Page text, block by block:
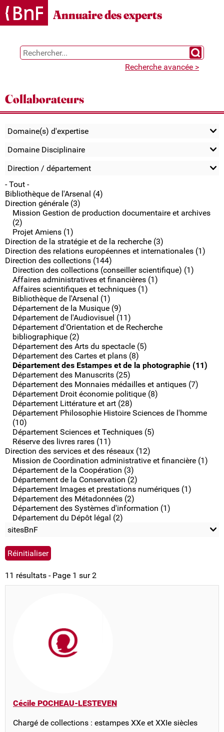
Gestion des cookies
Annuaire des experts
Chercher
Recherche avancée >
Collaborateurs
Domaine(s) d'expertise
Domaine Disciplinaire
Direction / département
- Tout -
Bibliothèque de l'Arsenal (4)
Direction générale (3)
Mission Gestion de production documentaire et archives
(2)
Projet Amiens (1)
Direction de la stratégie et de la recherche (3)
Direction des relations européennes et internationales (1)
Direction des collections (144)
Direction des collections (conseiller scientifique) (1)
Affaires administratives et financières (1)
Affaires scientifiques et techniques (1)
Bibliothèque de l'Arsenal (1)
Département de la Musique (9)
Département de l'Audiovisuel (11)
Département d'Orientation et de Recherche
bibliographique (2)
Département des Arts du spectacle (5)
Département des Cartes et plans (8)
Département des Estampes et de la photographie (11)
Département des Manuscrits (25)
Département des Monnaies médailles et antiques (7)
Département Droit économie politique (8)
Département Littérature et art (28)
Département Philosophie Histoire Sciences de l'homme
(10)
Département Sciences et Techniques (5)
Réserve des livres rares (11)
Direction des services et des réseaux (12)
Mission de Coordination administrative et financière (1)
Département de la Coopération (3)
Département de la Conservation (2)
Département Images et prestations numériques (1)
Département des Métadonnées (2)
Département des Systèmes d'information (1)
Département du Dépôt légal (2)
sitesBnF
11 résultats - Page 1 sur 2
Cécile POCHEAU-LESTEVEN
Chargé de collections : estampes XXe et XXIe siècles